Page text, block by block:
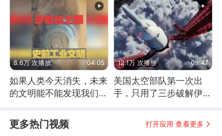
8.6万 次播放 04:05
如果人类今天消失，未来
的文明能不能发现我们存
12.1万 次播放 09:47
美国太空部队第一次出
手，只用了三步破解伊朗
更多热门视频 打开应用 查看更多